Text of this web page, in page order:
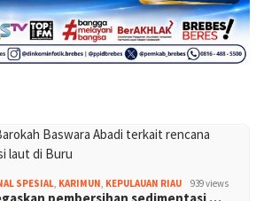
SPESIAL KARIMUN KEPULAUAN RIAU 939 views
pembersihan sedimentasi …